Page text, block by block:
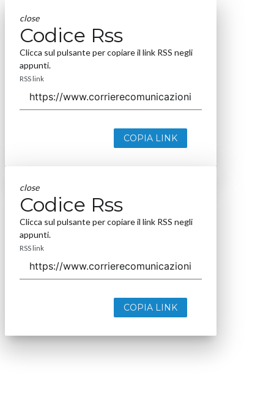
close
Codice Rss
Clicca sul pulsante per copiare il link RSS negli
appunti.
RSS link
COPIA LINK
close
Codice Rss
Clicca sul pulsante per copiare il link RSS negli
appunti.
RSS link
COPIA LINK